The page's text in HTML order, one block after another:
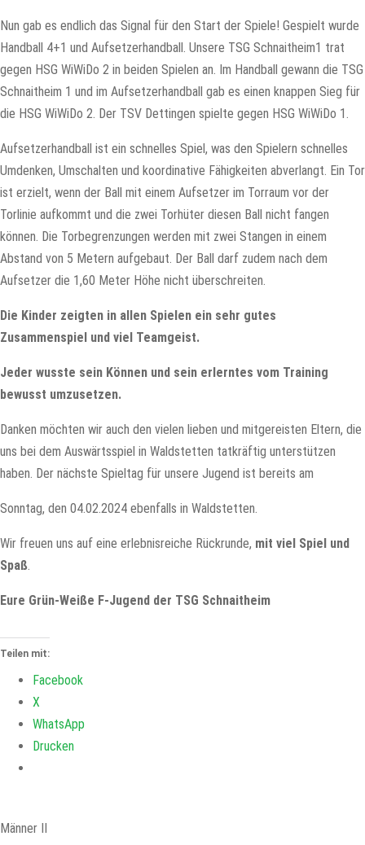
Nun gab es endlich das Signal für den Start der Spiele! Gespielt wurde
Handball 4+1 und Aufsetzerhandball. Unsere TSG Schnaitheim1 trat
gegen HSG WiWiDo 2 in beiden Spielen an. Im Handball gewann die TSG
Schnaitheim 1 und im Aufsetzerhandball gab es einen knappen Sieg für
die HSG WiWiDo 2. Der TSV Dettingen spielte gegen HSG WiWiDo 1.
Aufsetzerhandball ist ein schnelles Spiel, was den Spielern schnelles
Umdenken, Umschalten und koordinative Fähigkeiten abverlangt. Ein Tor
ist erzielt, wenn der Ball mit einem Aufsetzer im Torraum vor der
Torlinie aufkommt und die zwei Torhüter diesen Ball nicht fangen
können. Die Torbegrenzungen werden mit zwei Stangen in einem
Abstand von 5 Metern aufgebaut. Der Ball darf zudem nach dem
Aufsetzer die 1,60 Meter Höhe nicht überschreiten.
Die Kinder zeigten in allen Spielen ein sehr gutes
Zusammenspiel und viel Teamgeist.
Jeder wusste sein Können und sein erlerntes vom Training
bewusst umzusetzen.
Danken möchten wir auch den vielen lieben und mitgereisten Eltern, die
uns bei dem Auswärtsspiel in Waldstetten tatkräftig unterstützen
haben. Der nächste Spieltag für unsere Jugend ist bereits am
Sonntag, den 04.02.2024 ebenfalls in Waldstetten.
Wir freuen uns auf eine erlebnisreiche Rückrunde, mit viel Spiel und
Spaß.
Eure Grün-Weiße F-Jugend der TSG Schnaitheim
Teilen mit:
Facebook
X
WhatsApp
Drucken
Männer II